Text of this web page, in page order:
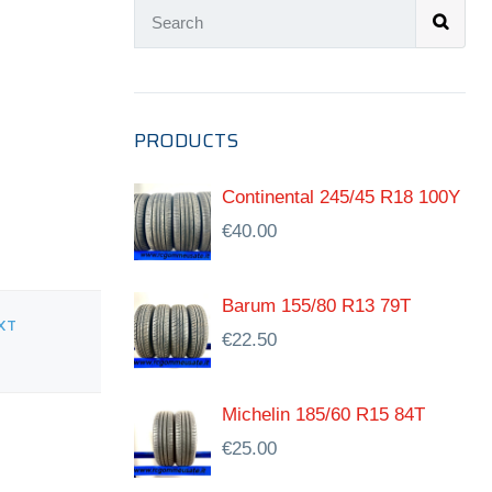
PRODUCTS
Continental 245/45 R18 100Y
€40.00
Barum 155/80 R13 79T
€22.50
Michelin 185/60 R15 84T
€25.00